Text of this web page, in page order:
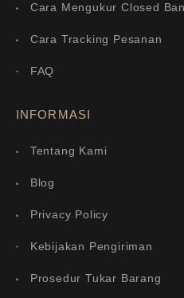
Cara Mengukur Closed
Cara Tracking Pesanan
FAQ
INFORMASI
Tentang Kami
Blog
Privacy Policy
Kebijakan Pengiriman
Prosedur Tukar Barang